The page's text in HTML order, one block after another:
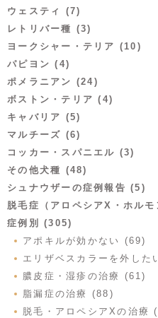
ウェスティ (7)
レトリバー種 (3)
ヨークシャー・テリア (10)
パピヨン (4)
ポメラニアン (24)
ボストン・テリア (4)
キャバリア (5)
マルチーズ (6)
コッカー・スパニエル (3)
その他犬種 (48)
シュナウザーの症例報告 (5)
脱毛症（アロペシアX・ホル
症例別 (305)
アポキルが効かない (69)
エリザベスカラーを外した
膿皮症・湿疹の治療 (61)
脂漏症の治療 (88)
脱毛・アロペシアXの治療